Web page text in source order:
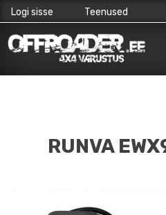
to
Logi sisse Teenused
RUNVA